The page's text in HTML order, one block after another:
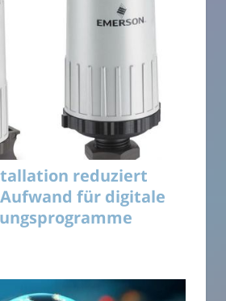
reduziert
für digitale